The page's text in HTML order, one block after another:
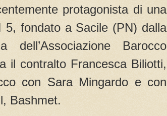
protagonista di una
fondato a Sacile (PN) dalla
Barocco
il contralto Francesca Biliotti,
con Sara Mingardo e con
Bashmet.